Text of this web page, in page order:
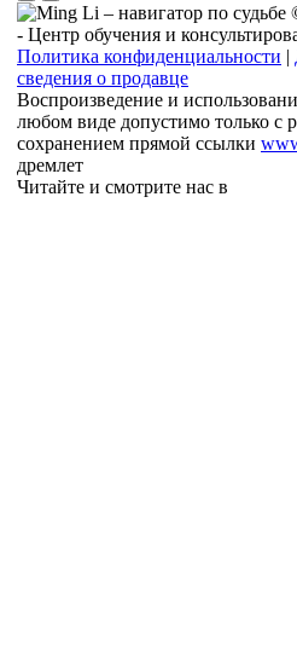
- Центр обучения и
Политика конфиденциальности |
сведения о продавце
Воспроизведение и
любом виде допустимо только с
сохранением прямой ссылки
дремлет
Читайте и смотрите нас в